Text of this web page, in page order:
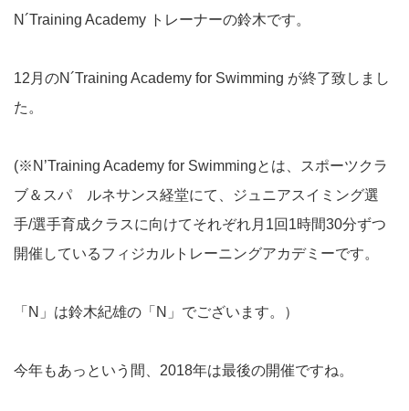
N´Training Academy トレーナーの鈴木です。
12月のN´Training Academy for Swimming が終了致しまし
た。
(※N’Training Academy for Swimmingとは、スポーツクラ
ブ＆スパ ルネサンス経堂にて、ジュニアスイミング選
手/選手育成クラスに向けてそれぞれ月1回1時間30分ずつ
開催しているフィジカルトレーニングアカデミーです。
「N」は鈴木紀雄の「N」でございます。）
今年もあっという間、2018年は最後の開催ですね。